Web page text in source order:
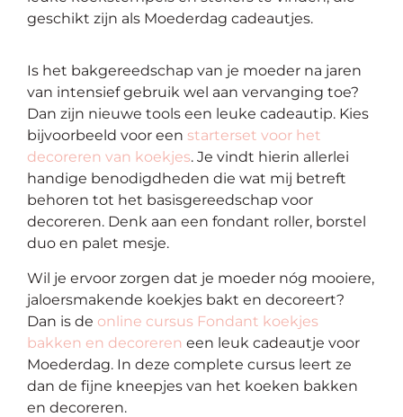
geschikt zijn als Moederdag cadeautjes.
Is het bakgereedschap van je moeder na jaren
van intensief gebruik wel aan vervanging toe?
Dan zijn nieuwe tools een leuke cadeautip. Kies
bijvoorbeeld voor een starterset voor het
decoreren van koekjes. Je vindt hierin allerlei
handige benodigdheden die wat mij betreft
behoren tot het basisgereedschap voor
decoreren. Denk aan een fondant roller, borstel
duo en palet mesje.
Wil je ervoor zorgen dat je moeder nóg mooiere,
jaloersmakende koekjes bakt en decoreert?
Dan is de online cursus Fondant koekjes
bakken en decoreren een leuk cadeautje voor
Moederdag. In deze complete cursus leert ze
dan de fijne kneepjes van het koeken bakken
en decoreren.